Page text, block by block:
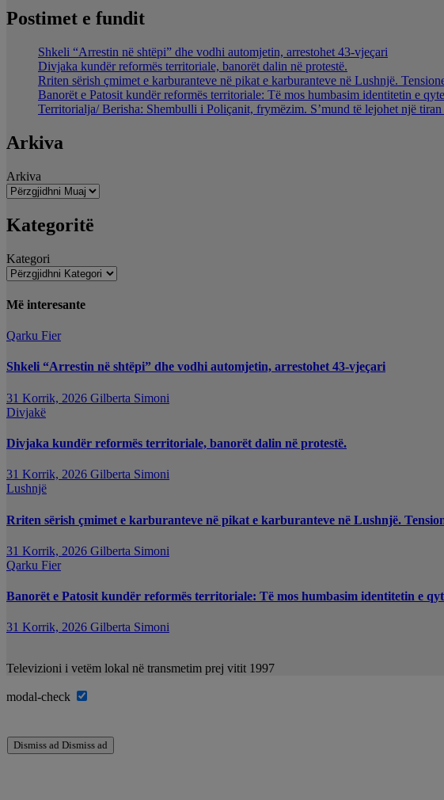
Postimet e fundit
Shkeli “Arrestin në shtëpi” dhe vodhi automjetin, arrestohet 43-vjeçari
Divjaka kundër reformës territoriale, banorët dalin në protestë.
Rriten sërish çmimet e karburanteve në pikat e karburanteve në Lushnjë.
Banorët e Patosit kundër reformës territoriale: Të mos humbasim identitetin e
Territorialja/ Berisha: Shembulli i Poliçanit, frymëzim. S’mund të lejohet një
Arkiva
Arkiva
Kategoritë
Kategori
Më interesante
Qarku Fier
Shkeli “Arrestin në shtëpi” dhe vodhi automjetin, arrestohet 43-vjeçari
31 Korrik, 2026 Gilberta Simoni
Divjakë
Divjaka kundër reformës territoriale, banorët dalin në protestë.
31 Korrik, 2026 Gilberta Simoni
Lushnjë
Rriten sërish çmimet e karburanteve në pikat e karburanteve në Lushnjë.
31 Korrik, 2026 Gilberta Simoni
Qarku Fier
Banorët e Patosit kundër reformës territoriale: Të mos humbasim identitetin e
31 Korrik, 2026 Gilberta Simoni
Televizioni i vetëm lokal në transmetim prej vitit 1997
modal-check
Dismiss ad Dismiss ad